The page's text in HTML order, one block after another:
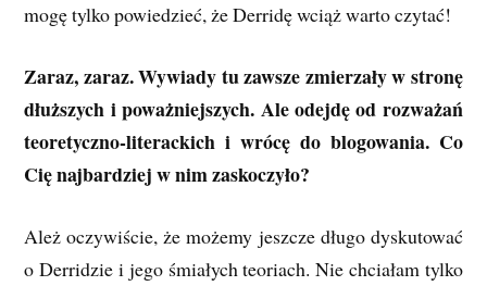
mogę tylko powiedzieć, że Derridę wciąż warto czytać!
Zaraz, zaraz. Wywiady tu zawsze zmierzały w stronę
dłuższych i poważniejszych. Ale odejdę od rozważań
teoretyczno-literackich i wrócę do blogowania. Co
Cię najbardziej w nim zaskoczyło?
Ależ oczywiście, że możemy jeszcze długo dyskutować
o Derridzie i jego śmiałych teoriach. Nie chciałam tylko